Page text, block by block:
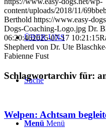
ÜBER UNS
Suche
Menü Menü
content/uploads/2018/11/
Berthold https://www.easy-
Dogs-Coaching-Logo.jpg Dr.
06:20:462025-07-17 10:21:15
Shepherd von Dr. Ute
Fabienne Fust
Schlagwortarchiv für:
Welpen: Achtsam